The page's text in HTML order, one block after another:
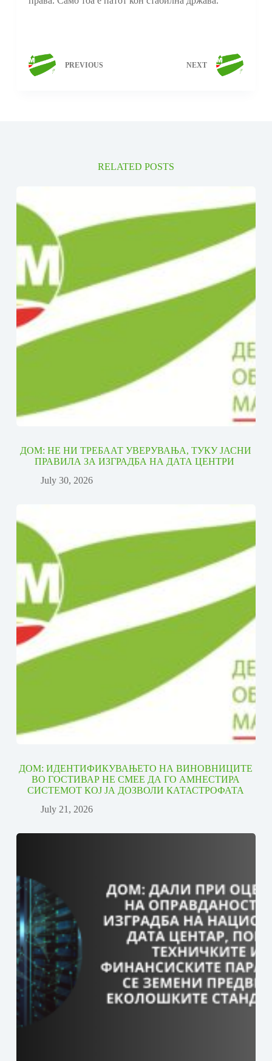
PREVIOUS NEXT
RELATED POSTS
ДОМ: НЕ НИ ТРЕБААТ УВЕРУВАЊА, ТУКУ ЈАСНИ
ПРАВИЛА ЗА ИЗГРАДБА НА ДАТА ЦЕНТРИ
July 30, 2026
ДОМ: ИДЕНТИФИКУВАЊЕТО НА ВИНОВНИЦИТЕ
ВО ГОСТИВАР НЕ СМЕЕ ДА ГО АМНЕСТИРА
СИСТЕМОТ КОЈ ЈА ДОЗВОЛИ КАТАСТРОФАТА
July 21, 2026